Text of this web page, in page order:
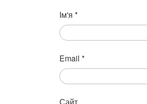
Ім'я *
Email *
Сайт